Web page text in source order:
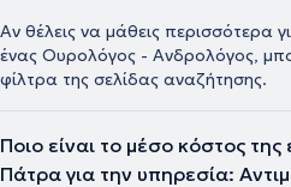
Αν θέλεις να μάθεις περισσότερα
ένας Ουρολόγος - Ανδρολόγος,
φίλτρα της σελίδας αναζήτησης.
Ποιο είναι το μέσο κόστος
Πάτρα για την υπηρεσία: